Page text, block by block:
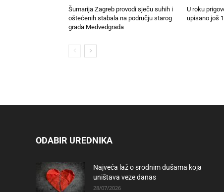
Šumarija Zagreb provodi sječu suhih i
oštećenih stabala na području starog
grada Medvedgrada
U roku
upisano još
ODABIR UREDNIKA
Najveća laž o srodnim dušama koja
uništava veze danas
28/07/2026